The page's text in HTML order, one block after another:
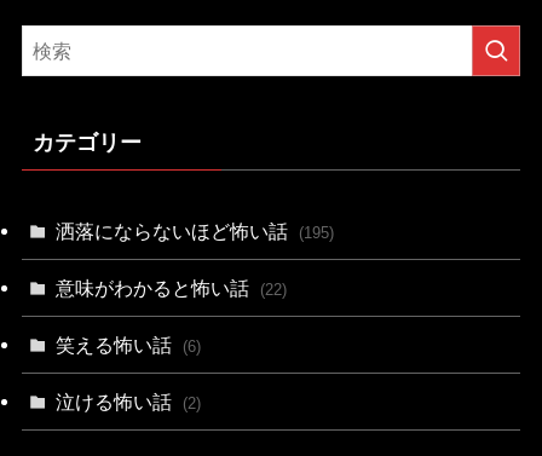
カテゴリー
洒落にならないほど怖い話 (195)
意味がわかると怖い話 (22)
笑える怖い話 (6)
泣ける怖い話 (2)